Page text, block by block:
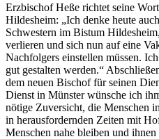
Erzbischof Heße richtet seine
Hildesheim: „Ich denke heute
Schwestern im Bistum
verlieren und sich nun auf eine
Nachfolgers einstellen müssen.
gut gestalten werden.“
dem neuen Bischof für seinen
Dienst in Münster wünsche ich
nötige Zuversicht, die Menschen
in herausfordernden Zeiten mit
Menschen nahe bleiben und